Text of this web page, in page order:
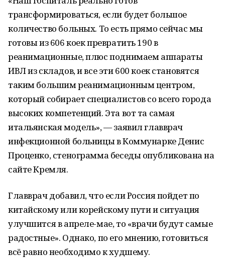
трансформироваться, если будет большое
количество больных. То есть прямо сейчас мы
готовы из 606 коек превратить 190 в
реанимационные, плюс поднимаем аппараты
ИВЛ из складов, и все эти 600 коек становятся
таким большим реанимационным центром,
который собирает специалистов со всего города
высоких компетенций. Эта вот та самая
итальянская модель», — заявил главврач
инфекционной больницы в Коммунарке Денис
Проценко, стенограмма беседы опубликована на
сайте Кремля.
Главврач добавил, что если Россия пойдет по
китайскому или корейскому пути и ситуация
улучшится в апреле-мае, то «врачи будут самые
радостные». Однако, по его мнению, готовиться
всё равно необходимо к худшему.